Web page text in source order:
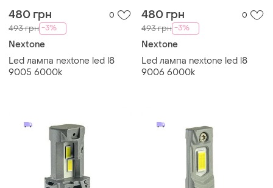
480 грн 0
493 грн -3%
Nextone
Led лампа nextone led l8
9005 6000k
480 грн 0
493 грн -3%
Nextone
Led лампа nextone led l8
9006 6000k